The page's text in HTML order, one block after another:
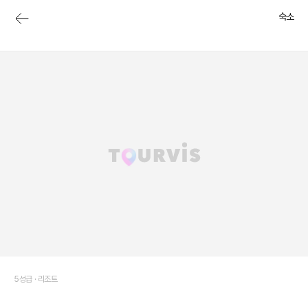
숙소
5성급 · 리조트